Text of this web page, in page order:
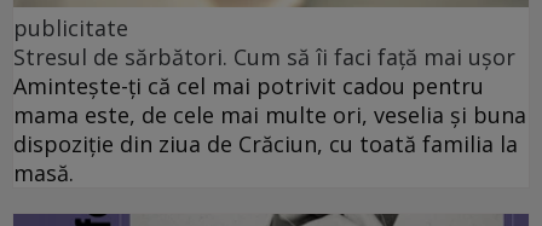
publicitate
Stresul de sărbători. Cum să îi faci față mai ușor
Amintește-ți că cel mai potrivit cadou pentru
mama este, de cele mai multe ori, veselia și buna
dispoziție din ziua de Crăciun, cu toată familia la
masă.